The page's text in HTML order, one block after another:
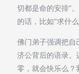
切都是命的安排”
的话，比如“求什
佛门弟子强调把
济公背后的语录。
零，就会快乐么？